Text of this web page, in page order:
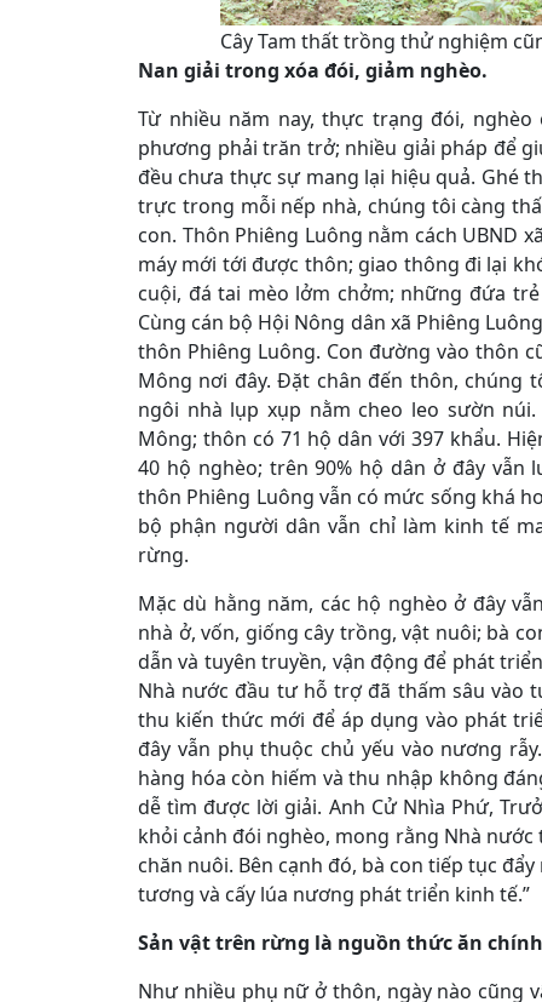
Cây Tam thất trồng thử nghiệm
Nan giải trong xóa đói, giảm nghèo.
Từ nhiều năm nay, thực trạng đói,
phương phải trăn trở; nhiều giải pháp để
đều chưa thực sự mang lại hiệu quả. Ghé
trực trong mỗi nếp nhà, chúng tôi càng
con. Thôn Phiêng Luông nằm cách UBND
máy mới tới được thôn; giao thông đi lại
cuội, đá tai mèo lởm chởm; những đứa
Cùng cán bộ Hội Nông dân xã Phiêng
thôn Phiêng Luông. Con đường vào thôn
Mông nơi đây. Đặt chân đến thôn, chúng
ngôi nhà lụp xụp nằm cheo leo sườn
Mông; thôn có 71 hộ dân với 397 khẩu.
40 hộ nghèo; trên 90% hộ dân ở đây vẫn
thôn Phiêng Luông vẫn có mức sống khá
bộ phận người dân vẫn chỉ làm kinh tế
rừng.
Mặc dù hằng năm, các hộ nghèo ở đây
nhà ở, vốn, giống cây trồng, vật nuôi; bà
dẫn và tuyên truyền, vận động để phát
Nhà nước đầu tư hỗ trợ đã thấm sâu vào
thu kiến thức mới để áp dụng vào phát
đây vẫn phụ thuộc chủ yếu vào nương
hàng hóa còn hiếm và thu nhập không
dễ tìm được lời giải. Anh Cử Nhìa Phứ,
khỏi cảnh đói nghèo, mong rằng Nhà
chăn nuôi. Bên cạnh đó, bà con tiếp tục
tương và cấy lúa nương phát triển kinh tế.”
Sản vật trên rừng là nguồn thức ăn
Như nhiều phụ nữ ở thôn, ngày nào cũng